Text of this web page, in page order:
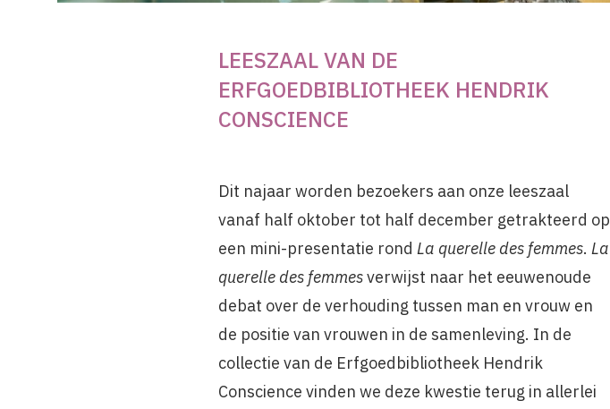
LEESZAAL VAN DE
ERFGOEDBIBLIOTHEEK HENDRIK
CONSCIENCE
Dit najaar worden bezoekers aan onze leeszaal
vanaf half oktober tot half december getrakteerd op
een mini-presentatie rond La querelle des femmes. La
querelle des femmesverwijst naar het eeuwenoude
debat over de verhouding tussen man en vrouw en
de positie van vrouwen in de samenleving. In de
collectie van de Erfgoedbibliotheek Hendrik
Conscience vinden we deze kwestie terug in allerlei